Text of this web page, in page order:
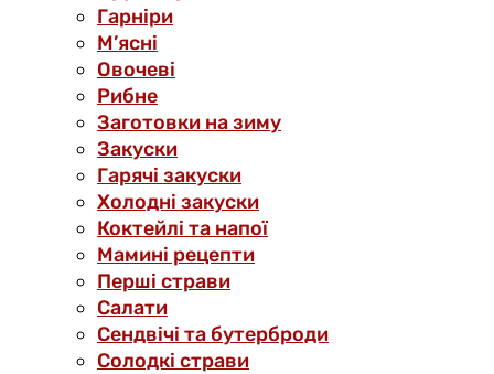
Гарніри
М’ясні
Овочеві
Рибне
Заготовки на зиму
Закуски
Гарячі закуски
Холодні закуски
Коктейлі та напої
Мамині рецепти
Перші страви
Салати
Сендвічі та бутерброди
Солодкі страви